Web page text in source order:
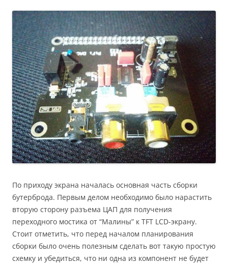
По приходу экрана началась основная часть сборки
бутерброда. Первым делом необходимо было нарастить
вторую сторону разъема ЦАП для получения
переходного мостика от “Малины” к TFT LCD-экрану.
Стоит отметить, что перед началом планирования
сборки было очень полезным сделать вот такую простую
схемку и убедиться, что ни одна из компонент не будет